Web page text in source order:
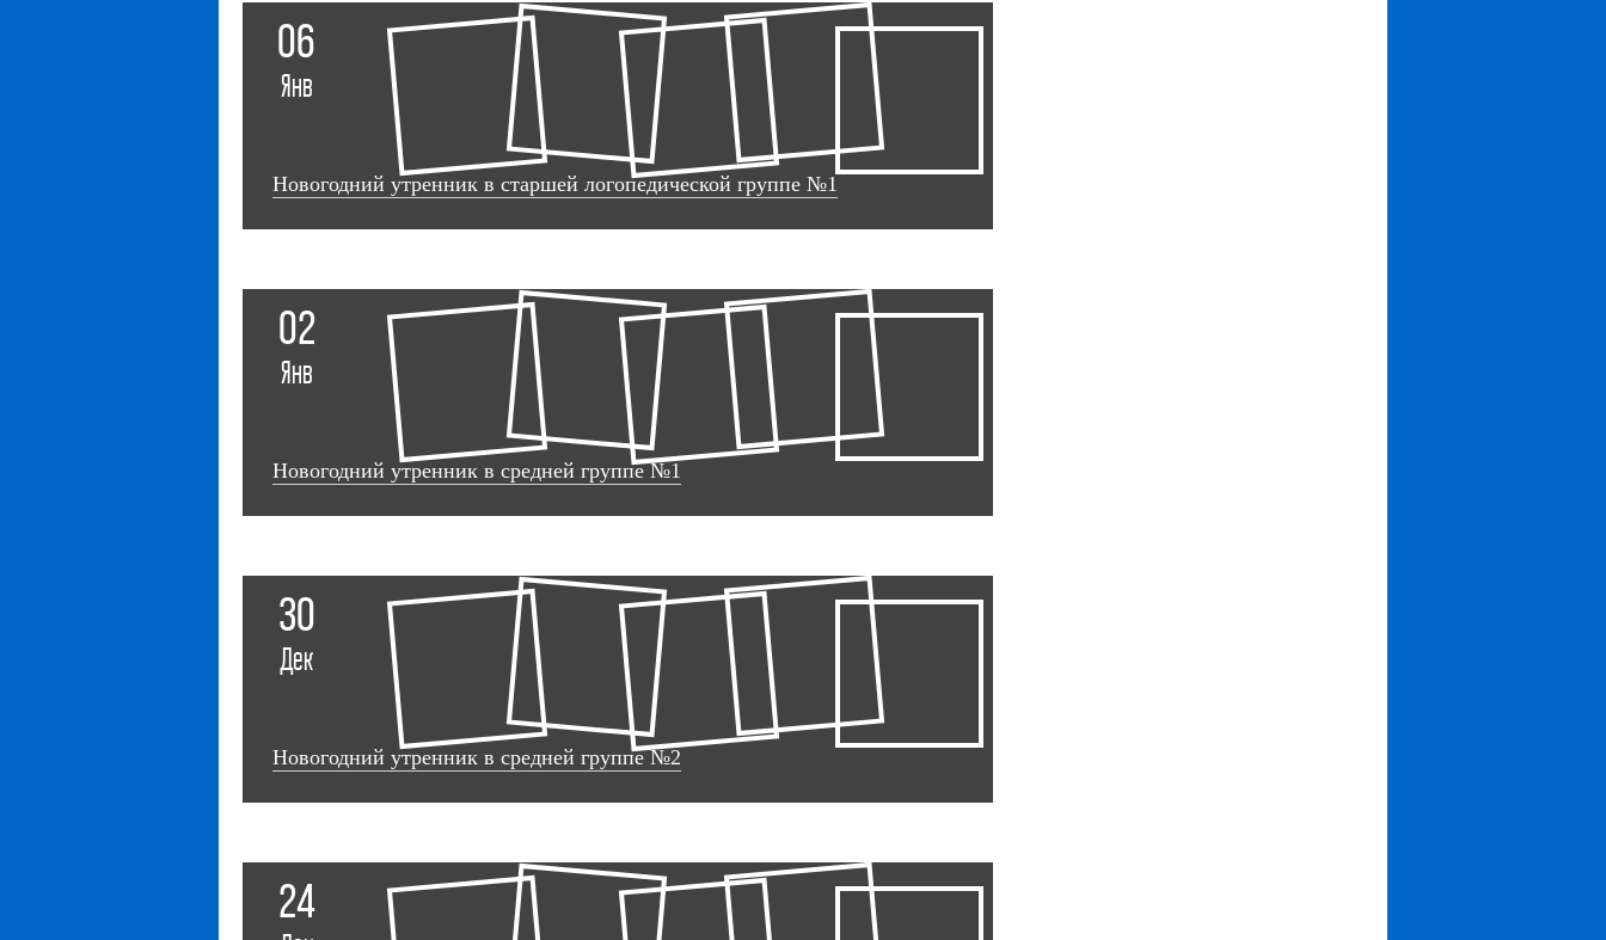
06
Янв
Новогодний утренник в старшей логопедической группе №1
02
Янв
Новогодний утренник в средней группе №1
30
Дек
Новогодний утренник в средней группе №2
24